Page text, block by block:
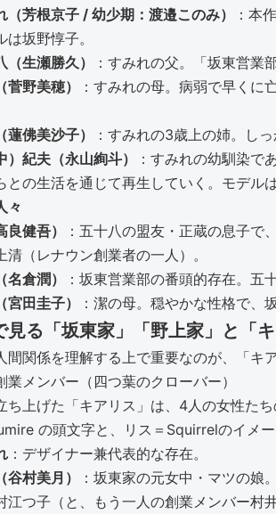
（芳根京子 / 幼少期：渡邉このみ）
：本
は坂野惇子。
（生瀬勝久）
：すみれの父。「坂東営業
野美穂）
：すみれの母。病弱で早く
蓮佛美沙子）
：すみれの3歳上の姉。し
）紀夫（永山絢斗）
：すみれの幼馴染で
との生活を通じて再生していく。モデルは
々
健吾）
：五十八の盟友・正蔵の息子
清（レナウン創業者の一人）。
倉潤）
：坂東営業部の番頭的存在。五
田圭子）
：潔の母。穏やかな性格で、
見る「坂東家」「野上家」と「
間関係を理解する上で重要なのが、「キ
業メンバー（四つ葉のクローバー）
ち上げた「キアリス」は、4人の女性
の頭文字と、リス＝Squirrelのイメ
：デザイナー兼代表的な存在。
村美月）
：坂東家の元女中・マツの
江つ子（と、もう一人の創業メンバー村